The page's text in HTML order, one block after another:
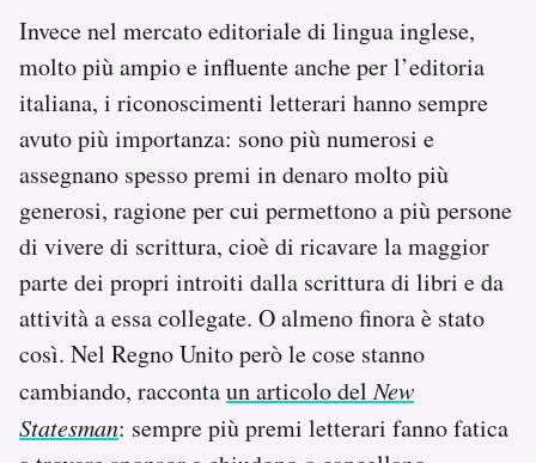
Invece nel mercato editoriale di lingua inglese,
molto più ampio e influente anche per l’editoria
italiana, i riconoscimenti letterari hanno sempre
avuto più importanza: sono più numerosi e
assegnano spesso premi in denaro molto più
generosi, ragione per cui permettono a più persone
di vivere di scrittura, cioè di ricavare la maggior
parte dei propri introiti dalla scrittura di libri e da
attività a essa collegate. O almeno finora è stato
così. Nel Regno Unito però le cose stanno
cambiando, raccontaun articolo delNew
Statesman: sempre più premi letterari fanno fatica